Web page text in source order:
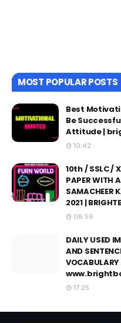
MOST POPULAR POSTS
Best
Be
Attitude |
10:42
10th / SSLC /
PAPER WITH
SAMACHEER
2021 |
08:59
DAILY USED
AND
VOCABULARY
17:25